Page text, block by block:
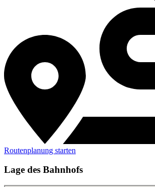
Routenplanung starten
Lage des Bahnhofs